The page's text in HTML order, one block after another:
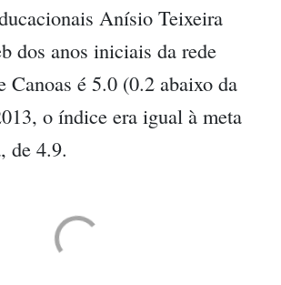
Anísio Teixeira
dos anos iniciais da rede
Canoas é 5.0 (0.2 abaixo da
o índice era igual à meta
de 4.9.